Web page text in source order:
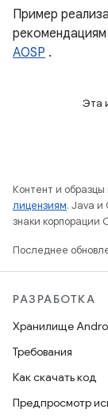
Пример
AOSP .
Эта
Контент и
лицензиям. Java и
знаки
Последнее
РАЗРАБОТКА
Хранилище
Требования
Как скачать код
Предпросмотр